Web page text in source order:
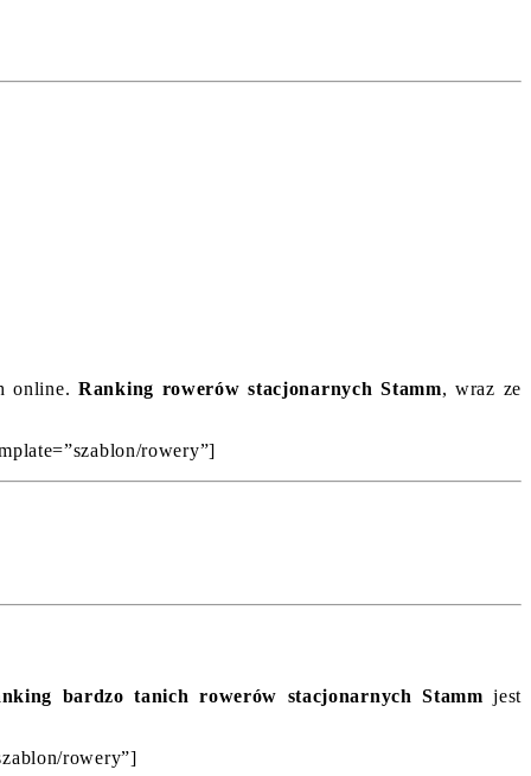
online. Ranking rowerów stacjonarnych Stamm, wraz ze
rowery”]
bardzo tanich rowerów stacjonarnych Stamm jest
rowery”]